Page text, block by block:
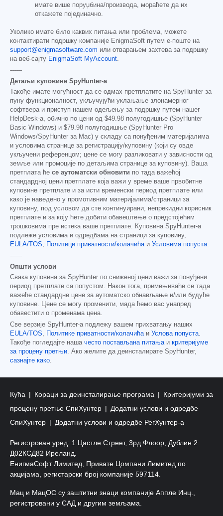
имате више поруџбина/производа, мораћете да их
откажете појединачно.
Уколико имате било каквих питања или проблема, можете
контактирати подршку компаније EnigmaSoft путем е-поште на
support@enigmasoftware.com или отварањем захтева за подршку
на веб-сајту EnigmaSoft MyAccount
------
Детаљи куповине SpyHunter-а
Такође имате могућност да се одмах претплатите на SpyHunter за
пуну функционалност, укључујући уклањање злонамерног
софтвера и приступ нашем одељењу за подршку путем нашег
HelpDesk-а, обично по цени од $49.98 полугодишње (SpyHunter
Basic Windows) и $79.98 полугодишње (SpyHunter Pro
Windows/SpyHunter за Mac) у складу са понуђеним материјалима
и условима странице за регистрацију/куповину (који су овде
укључени референцом; цене се могу разликовати у зависности од
земље или промоције по детаљима странице за куповину). Ваша
претплата ће се аутоматски обновити по тада важећој
стандардној цени претплате која важи у време ваше првобитне
куповине претплате и за исти временски период претплате или
како је наведено у промотивним материјалима/страници за
куповину, под условом да сте континуирани, непрекидни корисник
претплате и за коју ћете добити обавештење о предстојећим
трошковима пре истека ваше претплате. Куповина SpyHunter-а
подлеже условима и одредбама на страници за куповину,
EULA/TOS
Политици приватности/колачића и Условима попуста
------
Општи услови
Свака куповина за SpyHunter по сниженој цени важи за понуђени
период претплате са попустом. Након тога, примењиваће се тада
важеће стандардне цене за аутоматско обнављање и/или будуће
куповине. Цене се могу променити, мада ћемо вас унапред
обавестити о променама цена.
Све верзије SpyHunter-а подлежу вашем прихватању наших
EULA/TOS
Политике приватности/колачића и Услова попуста
Такође погледајте наша често постављана питања и критеријуме
за процену претњи . Ако желите да деинсталирате SpyHunter,
сазнајте како
Кућа Кораци за деинсталирање програма
Критеријуми за
процену претње СпиХунтер
Додатни услови и одредбе
СпиХунтер
Додатни услови и одредбе РегХунтер-а
Регистрован уред: 1 Цастле Стреет, 3рд Флоор, Дублин 2
Д02КСД82 Иреланд.
ЕнигмаСофт Лимитед, Привате Цомпани Лимитед по
акцијама, регистарски број компаније 597114.
Мац и МацОС су заштитни знаци компаније Аппле Инц.,
регистровани у САД и другим земљама.